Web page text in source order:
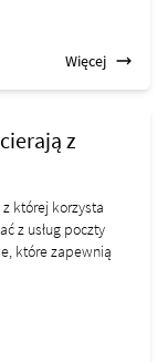
Więcej
z
której korzysta
z usług poczty
które zapewnią